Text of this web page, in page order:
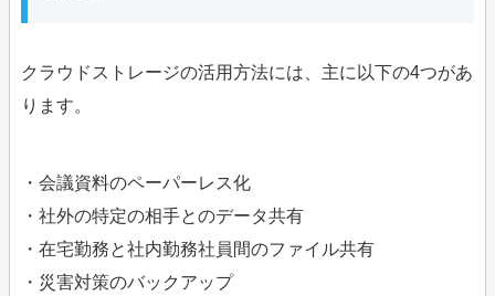
クラウドストレージの活用方法には、主に以下の4つがあ
ります。
・会議資料のペーパーレス化
・社外の特定の相手とのデータ共有
・在宅勤務と社内勤務社員間のファイル共有
・災害対策のバックアップ